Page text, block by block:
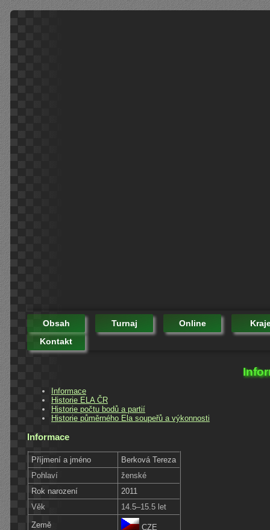
Obsah Turnaj Online
Kontakt
Informace
Historie ELA ČR
Historie počtu bodů a partií
Historie půměrného Ela soupeřů a výkonnosti
Informace
Příjmení a jméno
Berková Tereza
Pohlaví
ženské
Rok narození
2011
Věk
14.5–15.5 let
Země
CZE